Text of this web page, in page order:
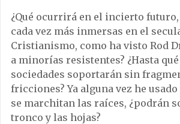
¿Qué ocurrirá en el incierto
cada vez más inmersas en el
Cristianismo, como ha visto Rod
a minorías resistentes? ¿Hasta
sociedades soportarán sin
fricciones? Ya alguna vez he
se marchitan las raíces, ¿podrán
tronco y las hojas?